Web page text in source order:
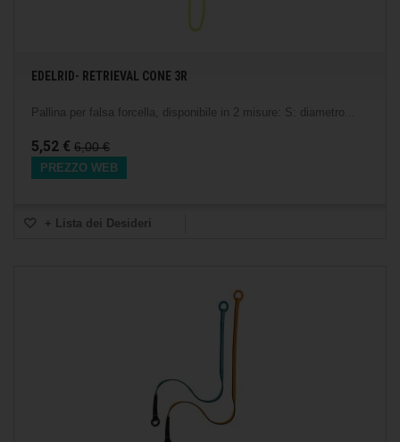
EDELRID- RETRIEVAL CONE 3R
Pallina per falsa forcella, disponibile in 2 misure: S: diametro...
5,52 € 6,00 €
PREZZO WEB
+ Lista dei Desideri